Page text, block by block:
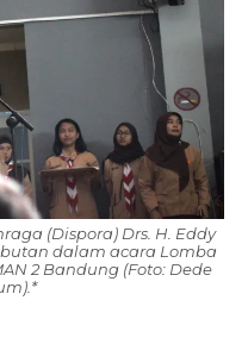
(Dispora) Drs. H. Eddy
dalam acara Lomba
2 Bandung (Foto: Dede